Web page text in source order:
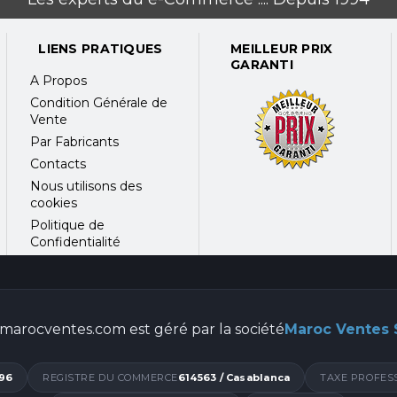
Asterisk
postes avec le même compte sip
• Jusqu'à 500 postes enregistrer
MQTT)
appels : Reroutage en cas d'échec de l'appel,
de la période de temps, routage en fonction du
LIENS PRATIQUES
A Propos
Condition Générale de
Vente
Par Fabricants
Contacts
Nous utilisons des
cookies
Politique de
Confidentialité
MEILLEUR PRIX
GARANTI
marocventes.com est géré par la sociétéMaroc Ventes
REGISTRE DU COMMERCE614563 / Casablanca TAXE